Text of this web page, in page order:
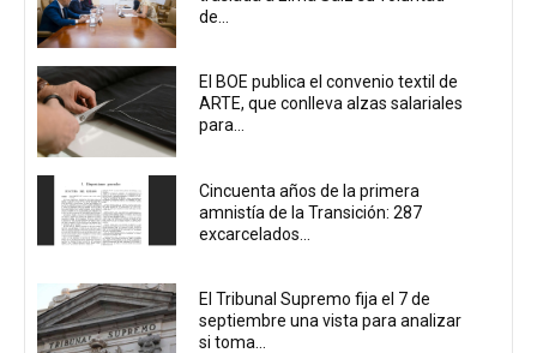
de...
El BOE publica el convenio textil de
ARTE, que conlleva alzas salariales
para...
Cincuenta años de la primera
amnistía de la Transición: 287
excarcelados...
El Tribunal Supremo fija el 7 de
septiembre una vista para analizar
si toma...